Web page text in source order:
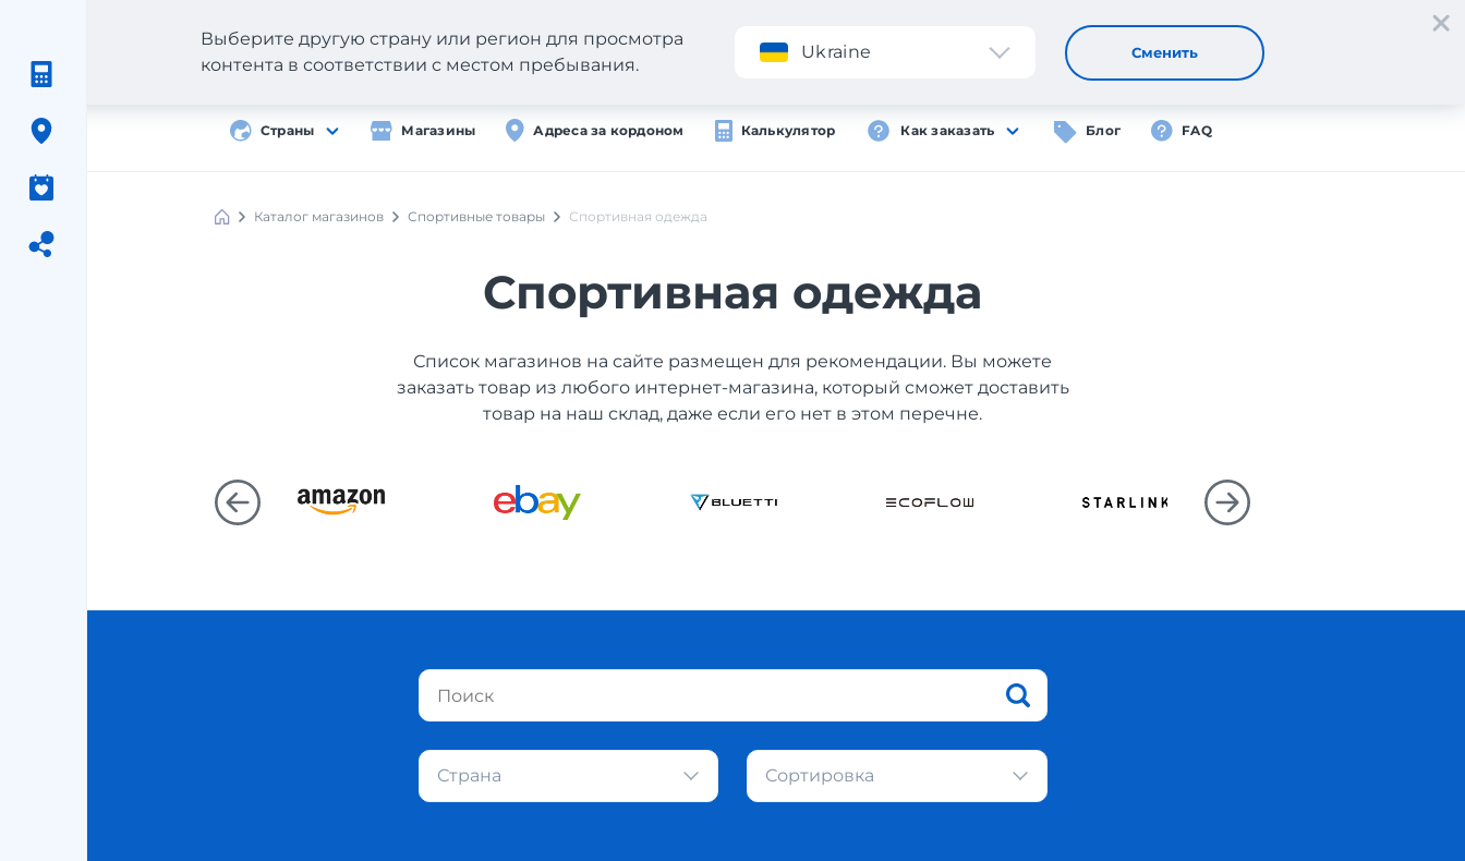
Приложение Регистрация Вход
Страны Магазины Адреса за кордоном Калькулятор Как заказать Блог FAQ
Выберите другую страну или регион для просмотра
контента в соответствии с местом пребывания.
Ukraine Сменить
Каталог магазинов Спортивные товары Спортивная одежда
Спортивная одежда
Список магазинов на сайте размещен для рекомендации. Вы можете
заказать товар из любого интернет-магазина, который сможет доставить
товар на наш склад, даже если его нет в этом перечне.
Страна Сортировка